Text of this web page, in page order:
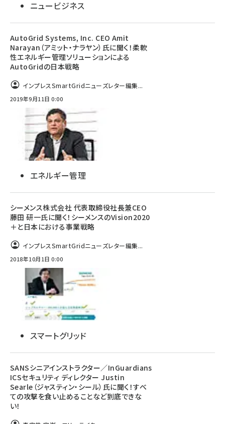
ニュービジネス
AutoGrid Systems, Inc. CEO Amit
Narayan（アミット・ナラヤン）氏に聞く！柔軟
性エネルギー管理ソリューションによる
AutoGridの日本戦略
インプレスSmartGridニューズレター編集...
2019年9月11日 0:00
エネルギー管理
シーメンス株式会社 代表取締役社長兼CEO
藤田 研一氏に聞く！シーメンスのVision2020
＋と日本における事業戦略
インプレスSmartGridニューズレター編集...
2018年10月1日 0:00
スマートグリッド
SANSシニアインストラクター／InGuardians
ICSセキュリティ ディレクター Justin
Searle（ジャスティン・シール）氏に聞く！すべ
ての攻撃を食い止めることなど到底できな
い！